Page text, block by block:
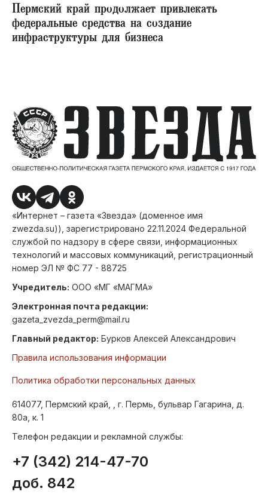
Пермский край продолжает привлекать
федеральные средства на создание
инфраструктуры для бизнеса
«Интернет – газета «Звезда» (доменное имя
zwezda.su)), зарегистрировано 22.11.2024 Федеральной
службой по надзору в сфере связи, информационных
технологий и массовых коммуникаций, регистрационный
номер ЭЛ № ФС 77 - 88725
Учредитель: ООО «МГ «МАГМА»
Электронная почта редакции:
gazeta_zvezda_perm@mail.ru
Главный редактор: Бурков Алексей Александрович
Правила использования информации
Политика обработки персональных данных
614077, Пермский край, , г. Пермь, бульвар Гагарина, д.
80а, к. 1
Телефон редакции и рекламной службы:
+7 (342) 214-47-70
доб. 842